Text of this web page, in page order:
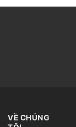
VỀ CHÚNG